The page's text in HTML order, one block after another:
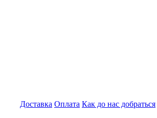
Доставка Оплата Как до нас добраться